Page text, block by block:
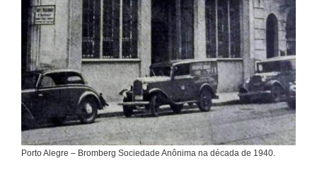
Porto Alegre – Bromberg Sociedade Anônima na década de 1940.